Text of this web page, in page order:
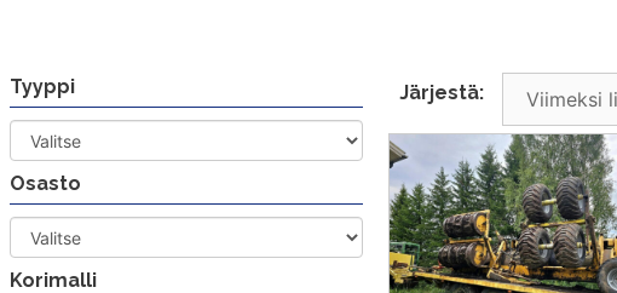
Tyyppi
Osasto
Korimalli
Järjestä: